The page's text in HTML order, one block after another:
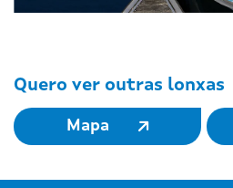
Quero ver outras lonxas
Mapa